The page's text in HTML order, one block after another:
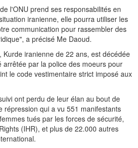
l'ONU prend ses responsabilités en
iranienne, elle pourra utiliser les
communication pour rassembler des
a précisé Me Daoud.
Kurde iranienne de 22 ans, est décédée
arrêtée par la police des moeurs pour
le code vestimentaire strict imposé aux
ont perdu de leur élan au bout de
répression qui a vu 551 manifestants
tués par les forces de sécurité,
(IHR), et plus de 22.000 autres